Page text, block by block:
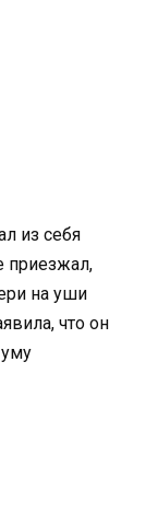
из себя
приезжал,
на уши
что он